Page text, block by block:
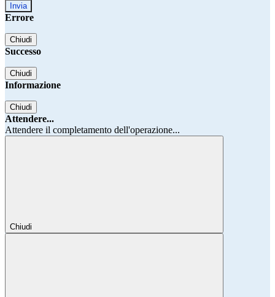
Errore
Chiudi
Successo
Chiudi
Informazione
Chiudi
Attendere...
Attendere il completamento dell'operazione...
Chiudi